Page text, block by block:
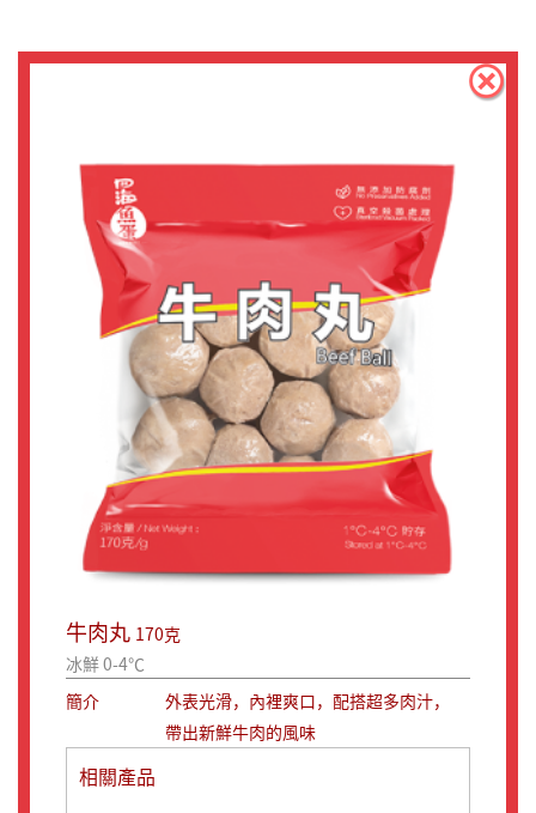
牛肉丸 170克
冰鮮 0-4℃
簡介
外表光滑，內裡爽口，配搭超多肉汁，
帶出新鮮牛肉的風味
相關產品